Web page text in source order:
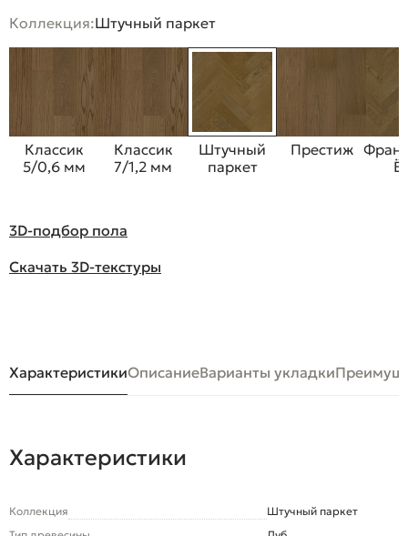
Коллекция:Штучный паркет
Классик
5/0,6 мм
Классик
7/1,2 мм
Штучный
паркет
Престиж
3D-подбор пола
Скачать 3D-текстуры
ХарактеристикиОписаниеВарианты укладки
Характеристики
Коллекция
Штучный паркет